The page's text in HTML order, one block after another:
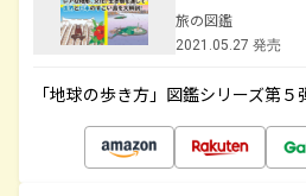
旅の図鑑
2021.05.27 発売
「地球の歩き方」図鑑シリーズ第５